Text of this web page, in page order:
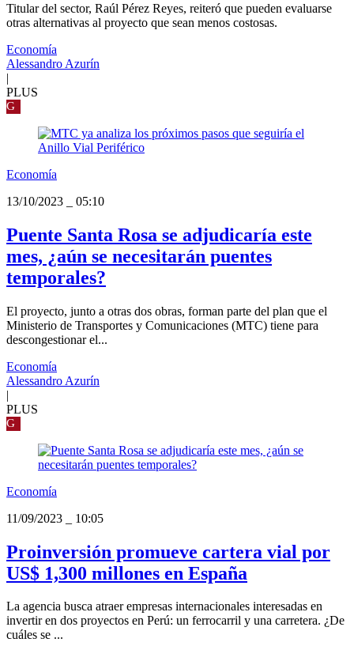
Titular del sector, Raúl Pérez Reyes, reiteró que pueden evaluarse
otras alternativas al proyecto que sean menos costosas.
Economía
Alessandro Azurín
|
PLUS
G
Economía
13/10/2023
05:10
Puente Santa Rosa se adjudicaría este
mes, ¿aún se necesitarán puentes
temporales?
El proyecto, junto a otras dos obras, forman parte del plan que el
Ministerio de Transportes y Comunicaciones (MTC) tiene para
descongestionar el...
Economía
Alessandro Azurín
|
PLUS
G
Economía
11/09/2023
10:05
Proinversión promueve cartera vial por
US$ 1,300 millones en España
La agencia busca atraer empresas internacionales interesadas en
invertir en dos proyectos en Perú: un ferrocarril y una carretera. ¿De
cuáles se ...